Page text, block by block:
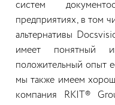
систем
предприятиях, в том
альтернативы
имеет понятный
положительный опыт
мы также имеем
компания RKIT®